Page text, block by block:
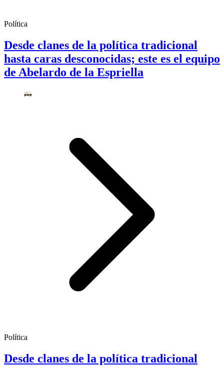
Política
Desde clanes de la política tradicional
hasta caras desconocidas; este es el equipo
de Abelardo de la Espriella
Política
Desde clanes de la política tradicional